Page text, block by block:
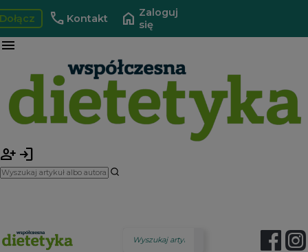
call Kontakt home Zaloguj
się
menu
person_add login